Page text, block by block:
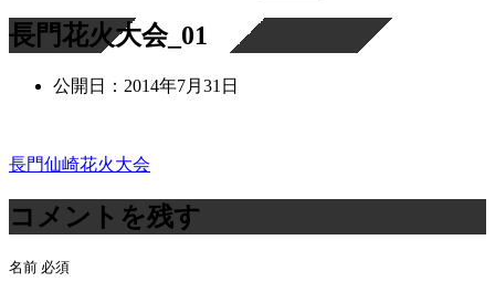
長門花火大会_01
公開日： 2014年7月31日
投
稿
ナ
ビ
長門仙崎花火大会
コメントを残す
名前 必須